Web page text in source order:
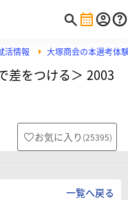
活情報 大塚商会の本選考体
差をつける＞ 2003
お気に入り (25395)
一覧へ戻る